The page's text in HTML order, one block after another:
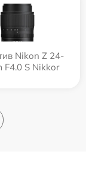
Nikon Z 24-
F4.0 S Nikkor